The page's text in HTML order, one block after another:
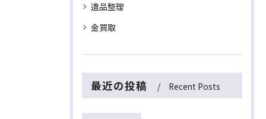
遺品整理
金買取
最近の投稿 Recent Posts